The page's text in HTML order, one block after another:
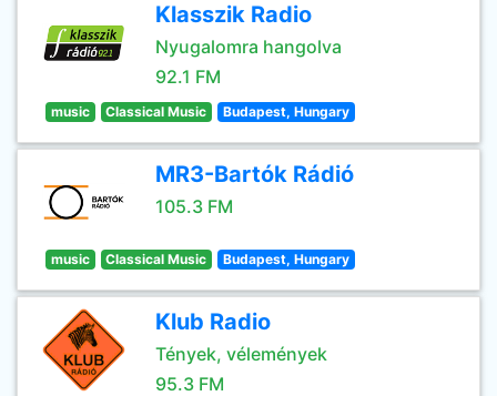
Klasszik Radio
Nyugalomra hangolva
92.1 FM
music Classical Music Budapest, Hungary
MR3-Bartók Rádió
105.3 FM
music Classical Music Budapest, Hungary
Klub Radio
Tények, vélemények
95.3 FM